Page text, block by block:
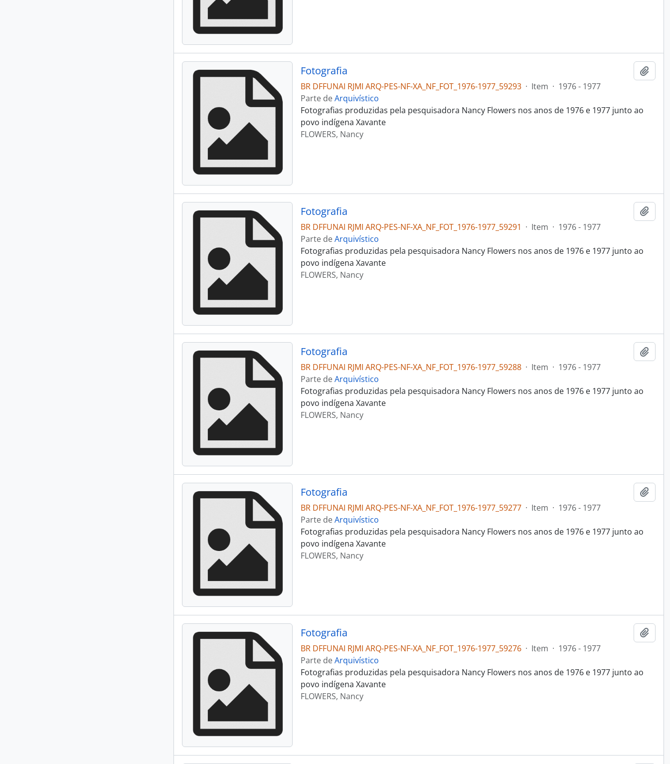
Fotografia
BR DFFUNAI RJMI ARQ-PES-NF-XA_NF_FOT_1976-1977_59293 · Item · 1976 - 1977
Parte deArquivístico
Fotografias produzidas pela pesquisadora Nancy Flowers nos anos de 1976 e 1977 junto ao
povo indígena Xavante
FLOWERS, Nancy
Fotografia
BR DFFUNAI RJMI ARQ-PES-NF-XA_NF_FOT_1976-1977_59291 · Item · 1976 - 1977
Parte deArquivístico
Fotografias produzidas pela pesquisadora Nancy Flowers nos anos de 1976 e 1977 junto ao
povo indígena Xavante
FLOWERS, Nancy
Fotografia
BR DFFUNAI RJMI ARQ-PES-NF-XA_NF_FOT_1976-1977_59288 · Item · 1976 - 1977
Parte deArquivístico
Fotografias produzidas pela pesquisadora Nancy Flowers nos anos de 1976 e 1977 junto ao
povo indígena Xavante
FLOWERS, Nancy
Fotografia
BR DFFUNAI RJMI ARQ-PES-NF-XA_NF_FOT_1976-1977_59277 · Item · 1976 - 1977
Parte deArquivístico
Fotografias produzidas pela pesquisadora Nancy Flowers nos anos de 1976 e 1977 junto ao
povo indígena Xavante
FLOWERS, Nancy
Fotografia
BR DFFUNAI RJMI ARQ-PES-NF-XA_NF_FOT_1976-1977_59276 · Item · 1976 - 1977
Parte deArquivístico
Fotografias produzidas pela pesquisadora Nancy Flowers nos anos de 1976 e 1977 junto ao
povo indígena Xavante
FLOWERS, Nancy